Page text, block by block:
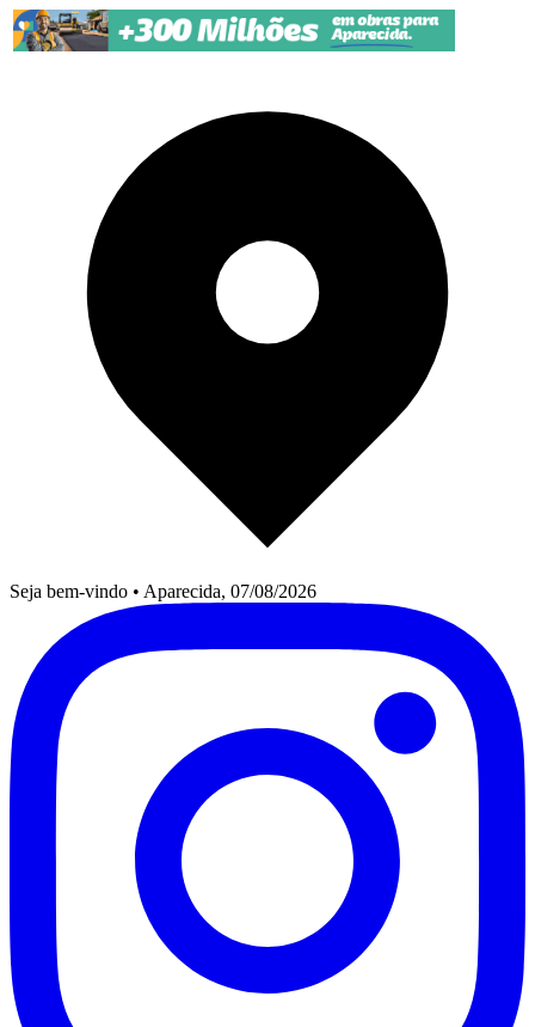
Pular para o conteúdo
Seja bem-vindo • Aparecida, 07/08/2026